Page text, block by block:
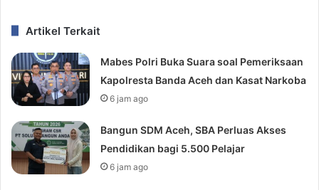
Artikel Terkait
Mabes Polri Buka Suara soal Pemeriksaan
Kapolresta Banda Aceh dan Kasat Narkoba
6 jam ago
Bangun SDM Aceh, SBA Perluas Akses
Pendidikan bagi 5.500 Pelajar
6 jam ago